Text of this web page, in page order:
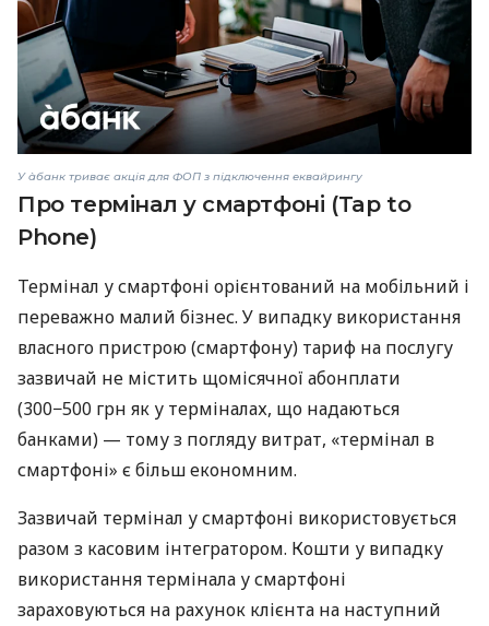
У àбанк триває акція для ФОП з підключення еквайрингу
Про термінал у смартфоні (Tap to
Phone)
Термінал у смартфоні орієнтований на мобільний і
переважно малий бізнес. У випадку використання
власного пристрою (смартфону) тариф на послугу
зазвичай не містить щомісячної абонплати
(300−500 грн як у терміналах, що надаються
банками) — тому з погляду витрат, «термінал в
смартфоні» є більш економним.
Зазвичай термінал у смартфоні використовується
разом з касовим інтегратором. Кошти у випадку
використання термінала у смартфоні
зараховуються на рахунок клієнта на наступний